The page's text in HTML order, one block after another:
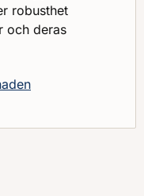
robusthet
och deras